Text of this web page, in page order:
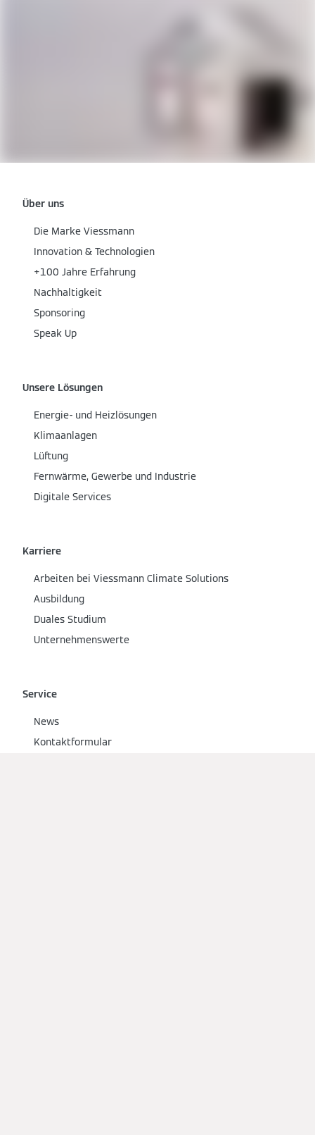
Über uns
Die Marke Viessmann
Innovation & Technologien
+100 Jahre Erfahrung
Nachhaltigkeit
Sponsoring
Speak Up
Unsere Lösungen
Energie- und Heizlösungen
Klimaanlagen
Lüftung
Fernwärme, Gewerbe und Industrie
Digitale Services
Karriere
Arbeiten bei Viessmann Climate Solutions
Ausbildung
Duales Studium
Unternehmenswerte
Service
News
Kontaktformular